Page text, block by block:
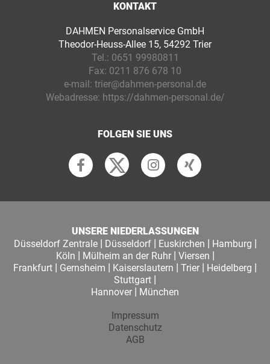
KONTAKT
DAHMEN Personalservice GmbH
Theodor-Heuss-Allee 15, 54292 Trier
Tel.: 0651 99980811
Fax: 0211 876 678 10
e-mail: trier@dahmen-personal.de
Webadresse: https://dahmen-personal.de/
FOLGEN SIE UNS
UNSERE NIEDERLASSUNGEN
Düsseldorf Zentrale| Düsseldorf| Euskirchen | Hamburg |
Köln | Mülheim an der Ruhr| Viersen |
Frankfurt | Gernsheim | Kaiserslautern | Trier | Heidelberg |
Stuttgart |
Hannover | München
Impressum
Datenschutz
AGB